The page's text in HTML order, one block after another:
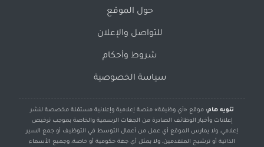
حول الموقع
للتواصل والإعلان
شروط وأحكام
سياسة الخصوصية
تنويه هام: موقع «أي وظيفة» منصة إعلامية وإعلانية مستقلة مخصصة لنشر
إعلانات وأخبار الوظائف الصادرة من الجهات الرسمية والخاصة بموجب ترخيص
إعلامي، ولا يمارس الموقع أي عمل من أعمال التوسط في التوظيف أو جمع السير
الذاتية أو ترشيح المتقدمين، ولا يمثل أي جهة حكومية أو خاصة، وجميع الأسماء